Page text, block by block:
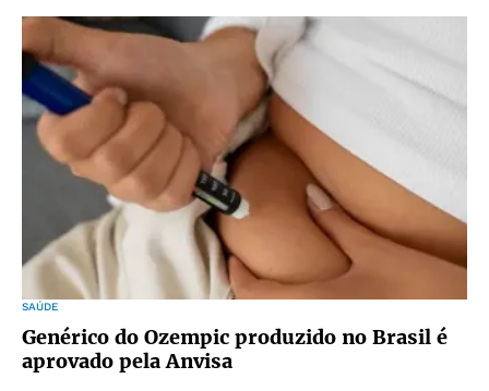
SAÚDE
Genérico do Ozempic produzido no Brasil é
aprovado pela Anvisa